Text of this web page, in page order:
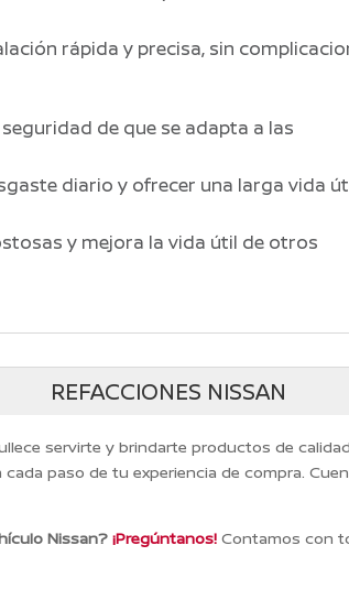
rápida y precisa, sin
de que se adapta a las
diario y ofrecer una larga vida
y mejora la vida útil de otros
REFACCIONES NISSAN
servirte y brindarte productos de
paso de tu experiencia de compra.
Nissan?¡Pregúntanos! Contamos con